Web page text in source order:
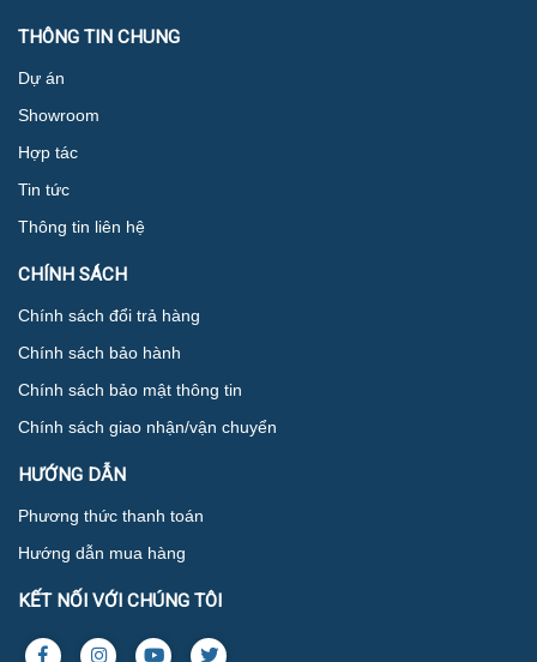
THÔNG TIN CHUNG
Dự án
Showroom
Hợp tác
Tin tức
Thông tin liên hệ
CHÍNH SÁCH
Chính sách đổi trả hàng
Chính sách bảo hành
Chính sách bảo mật thông tin
Chính sách giao nhận/vận chuyển
HƯỚNG DẪN
Phương thức thanh toán
Hướng dẫn mua hàng
KẾT NỐI VỚI CHÚNG TÔI